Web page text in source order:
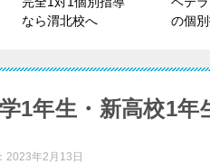
なら渭北校へ
の個
1年生・新高校1年
2023年2月13日